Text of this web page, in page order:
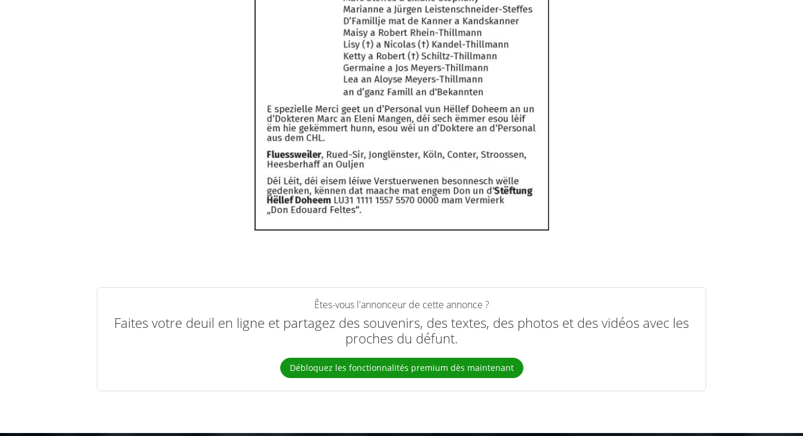
Êtes-vous l'annonceur de cette annonce ?
Faites votre deuil en ligne et partagez des souvenirs, des textes, des photos et des vidéos avec les
proches du défunt.
Débloquez les fonctionnalités premium dès maintenant